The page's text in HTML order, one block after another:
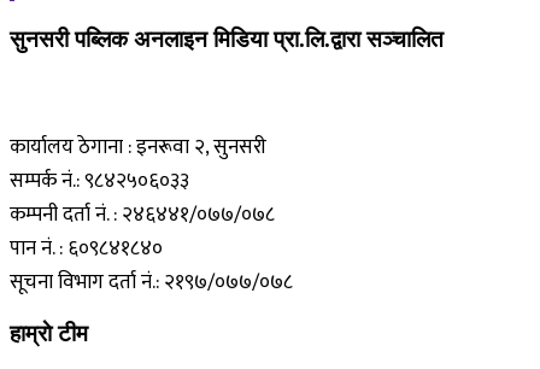
सुनसरी पब्लिक अनलाइन मिडिया प्रा.लि.द्वारा सञ्चालित
कार्यालय ठेगाना : इनरूवा २, सुनसरी
सम्पर्क नं.: ९८४२५०६०३३
कम्पनी दर्ता नं. : २४६४४१/०७७/०७८
पान नं. : ६०९८४१८४०
सूचना विभाग दर्ता नं.: २१९७/०७७/०७८
हाम्राे टीम